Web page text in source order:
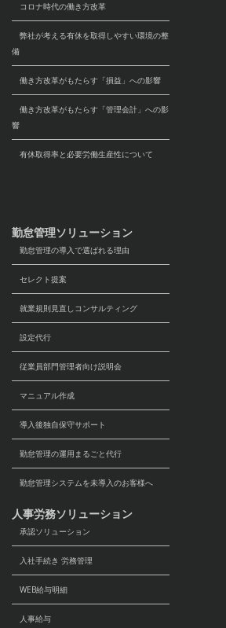
コロナ時代の働き方改革
弊社が考える有休を取得しやすい環境の整
備
働き方改革がもたらす「損益」への影響
働き方改革がもたらす「管理会計」への影
響
有休取得率と必要労働生産性について
勤怠管理ソリューション
勤怠管理の導入で選ばれる理由
セレクト提案
就業規則見直しコンサルティング
設定代行
従業員部門管理者向け説明会
マニュアル作成
導入後独自保守サポート
勤怠管理の運用まるごと代行
勤怠管理システムを未導入のお客様へ
人事労務ソリューション
承認ソリューション
入社手続き 労務管理
WEB給与明細
人事給与